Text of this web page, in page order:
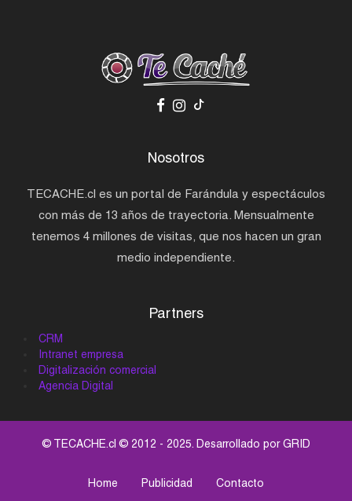
Nosotros
TECACHE.cl es un portal de Farándula y espectáculos
con más de 13 años de trayectoria. Mensualmente
tenemos 4 millones de visitas, que nos hacen un gran
medio independiente.
Partners
CRM
Intranet empresa
Digitalización comercial
Agencia Digital
© TECACHE.cl © 2012 - 2025. Desarrollado porGRID
Home Publicidad Contacto